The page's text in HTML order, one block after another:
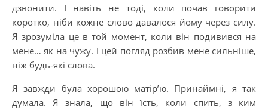
дзвонити. І навіть не тоді, коли почав говорити
коротко, ніби кожне слово давалося йому через силу.
Я зрозуміла це в той момент, коли він подивився на
мене… як на чужу. І цей погляд розбив мене сильніше,
ніж будь-які слова.
Я завжди була хорошою матір’ю. Принаймні, я так
думала. Я знала, що він їсть, коли спить, з ким